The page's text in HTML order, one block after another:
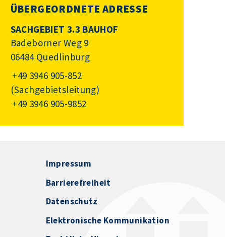
ÜBERGEORDNETE ADRESSE
SACHGEBIET 3.3 BAUHOF
Badeborner Weg 9
06484 Quedlinburg
+49 3946 905-852
(Sachgebietsleitung)
+49 3946 905-9852
Impressum
Barrierefreiheit
Datenschutz
Elektronische Kommunikation